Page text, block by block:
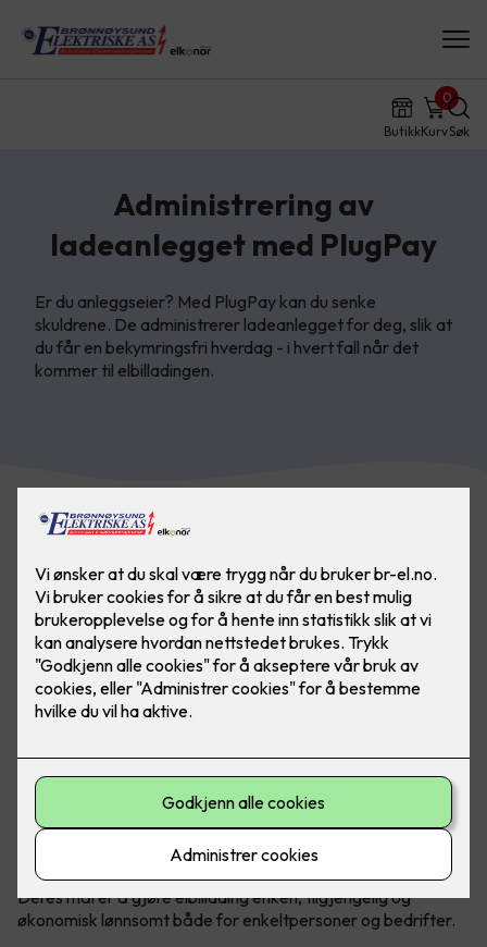
ButikkKurv
0
Søk
Administrering av
ladeanlegget med PlugPay
Er du anleggseier? Med PlugPay kan du senke
skuldrene. De administrerer ladeanlegget for deg, slik at
du får en bekymringsfri hverdag - i hvert fall når det
kommer til elbilladingen.
PlugPay er en kompetent og sikker løsning for deg som
En komplett operatør av ladeanlegg
PlugPay er en norsk ladeoperatør som
spesialiserer seg på administrering av ladeanlegg for elbiler.
Deres mål er å gjøre elbillading enkelt, tilgjengelig og
økonomisk lønnsomt både for enkeltpersoner og bedrifter.